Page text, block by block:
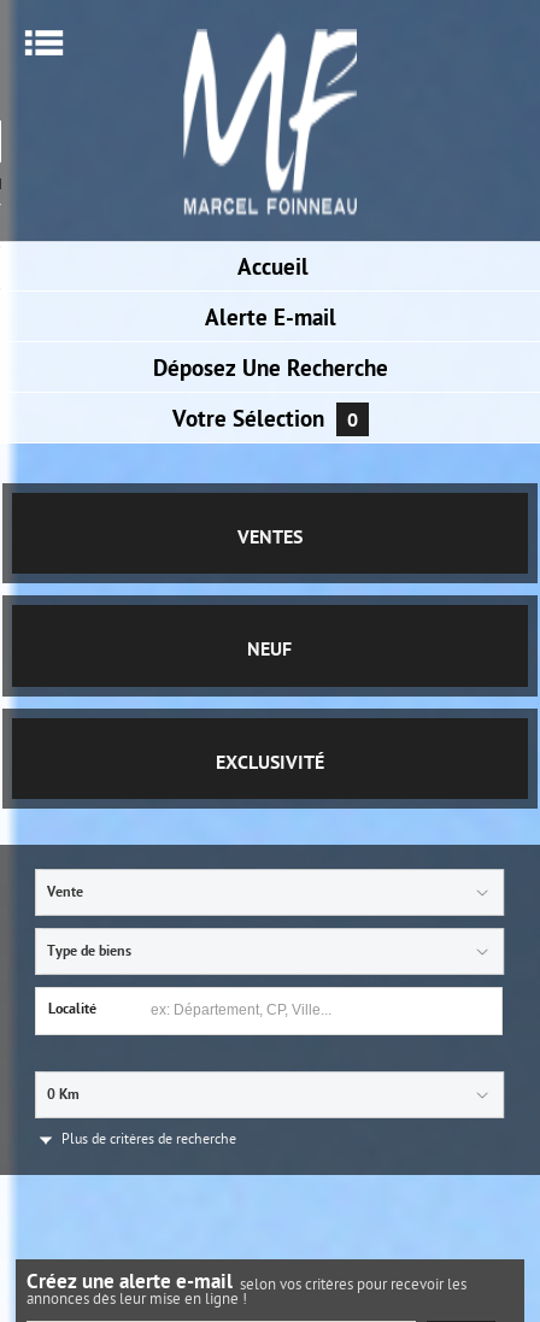
Accueil
Alerte E-mail
Déposez Une Recherche
Votre Sélection 0
VENTES
NEUF
EXCLUSIVITÉ
Vente
Type de biens
Localité
0 Km
Plus de critères de recherche
RECHERCHER UN BIEN
Créez une alerte e-mail selon vos critères pour recevoir les
annonces dès leur mise en ligne !